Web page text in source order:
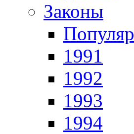
Законы
1991
1992
1993
1994